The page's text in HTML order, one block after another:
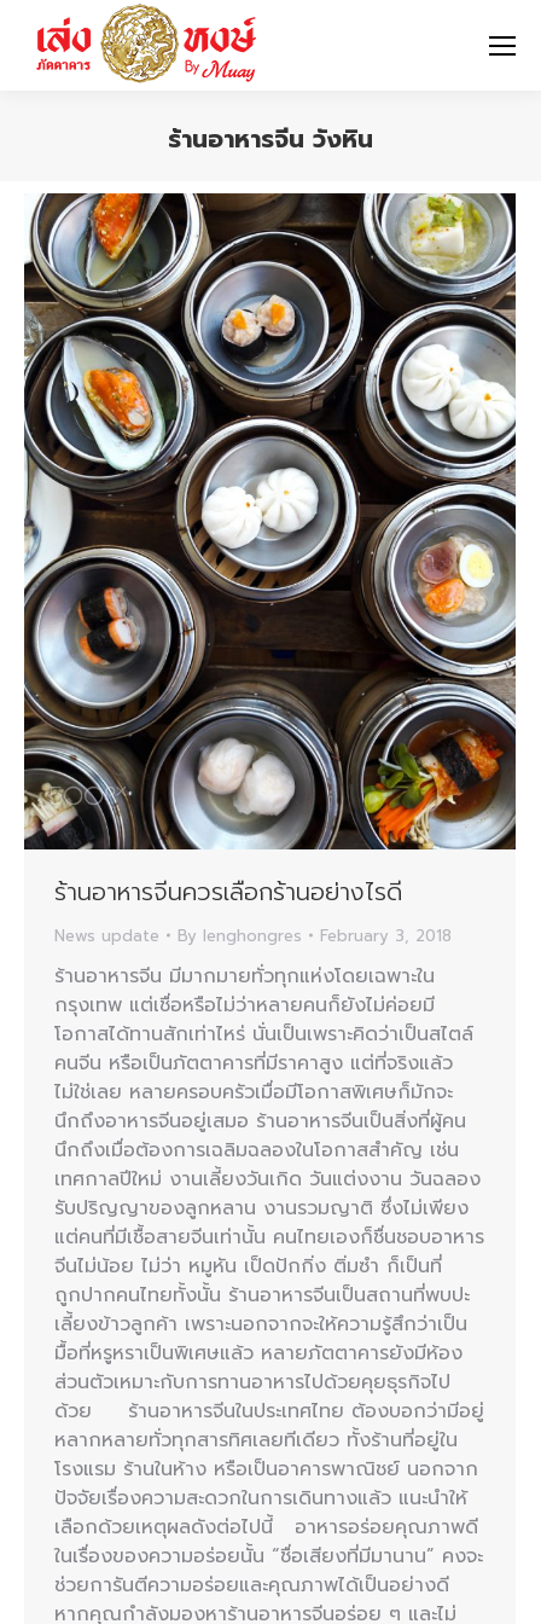
ร้านอาหารจีน วังหิน
ร้านอาหารจีนควรเลือกร้านอย่างไรดี
News update By lenghongres February 3, 2018
ร้านอาหารจีน มีมากมายทั่วทุกแห่งโดยเฉพาะใน
กรุงเทพ แต่เชื่อหรือไม่ว่าหลายคนก็ยังไม่ค่อยมี
โอกาสได้ทานสักเท่าไหร่ นั่นเป็นเพราะคิดว่าเป็นสไตล์
คนจีน หรือเป็นภัตตาคารที่มีราคาสูง แต่ที่จริงแล้ว
ไม่ใช่เลย หลายครอบครัวเมื่อมีโอกาสพิเศษก็มักจะ
นึกถึงอาหารจีนอยู่เสมอ ร้านอาหารจีนเป็นสิ่งที่ผู้คน
นึกถึงเมื่อต้องการเฉลิมฉลองในโอกาสสำคัญ เช่น
เทศกาลปีใหม่ งานเลี้ยงวันเกิด วันแต่งงาน วันฉลอง
รับปริญญาของลูกหลาน งานรวมญาติ ซึ่งไม่เพียง
แต่คนที่มีเชื้อสายจีนเท่านั้น คนไทยเองก็ชื่นชอบอาหาร
จีนไม่น้อย ไม่ว่า หมูหัน เป็ดปักกิ่ง ติ่มซำ ก็เป็นที่
ถูกปากคนไทยทั้งนั้น ร้านอาหารจีนเป็นสถานที่พบปะ
เลี้ยงข้าวลูกค้า เพราะนอกจากจะให้ความรู้สึกว่าเป็น
มื้อที่หรูหราเป็นพิเศษแล้ว หลายภัตตาคารยังมีห้อง
ส่วนตัวเหมาะกับการทานอาหารไปด้วยคุยธุรกิจไป
ด้วย ร้านอาหารจีนในประเทศไทย ต้องบอกว่ามีอยู่
หลากหลายทั่วทุกสารทิศเลยทีเดียว ทั้งร้านที่อยู่ใน
โรงแรม ร้านในห้าง หรือเป็นอาคารพาณิชย์ นอกจาก
ปัจจัยเรื่องความสะดวกในการเดินทางแล้ว แนะนำให้
เลือกด้วยเหตุผลดังต่อไปนี้ อาหารอร่อยคุณภาพดี
ในเรื่องของความอร่อยนั้น “ชื่อเสียงที่มีมานาน” คงจะ
ช่วยการันตีความอร่อยและคุณภาพได้เป็นอย่างดี
หากคุณกำลังมองหาร้านอาหารจีนอร่อย ๆ และไม่